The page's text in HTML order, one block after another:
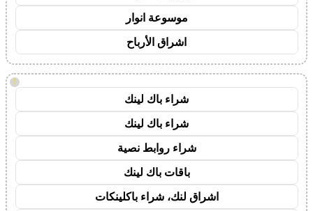
موسوعة انوار
اشراق الأرباح
!
شراء باك لينك
شراء باك لينك
شراء روابط نصية
باقات باك لينك
اشراق لنك، شراء باكلينكات